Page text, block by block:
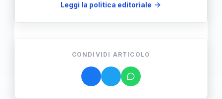
Leggi la politica editoriale
CONDIVIDI ARTICOLO